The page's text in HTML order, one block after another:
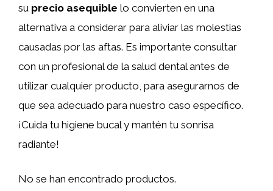
su precio asequible lo convierten en una
alternativa a considerar para aliviar las molestias
causadas por las aftas. Es importante consultar
con un profesional de la salud dental antes de
utilizar cualquier producto, para asegurarnos de
que sea adecuado para nuestro caso específico.
¡Cuida tu higiene bucal y mantén tu sonrisa
radiante!
No se han encontrado productos.